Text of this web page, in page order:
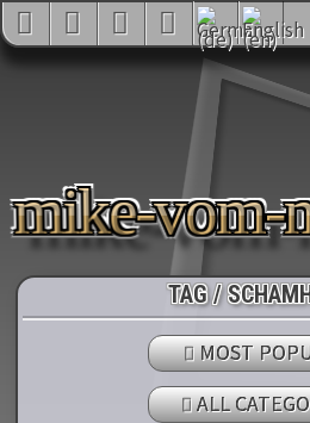
mike-vom-
TAG /
MOST
ALL